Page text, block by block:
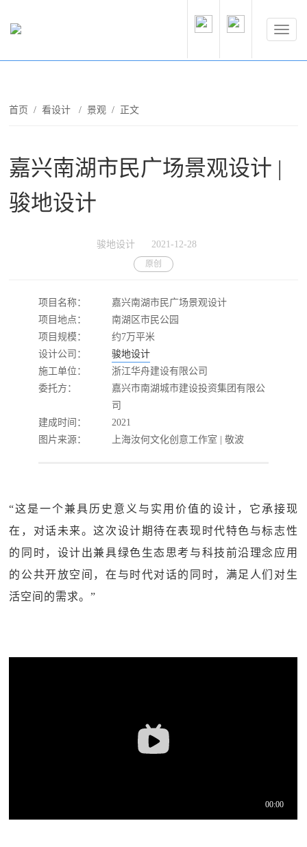
首页 /看设计 / 景观 / 正文
嘉兴南湖市民广场景观设计 |
骏地设计
骏地设计 2021-12-28
原创
项目名称：
嘉兴南湖市民广场景观设计
项目地点：
南湖区市民公园
项目规模：
约7万平米
设计公司：
骏地设计
施工单位：
浙江华舟建设有限公司
委托方：
嘉兴市南湖城市建设投资集团有限公
司
建成时间：
2021
图片来源：
上海汝何文化创意工作室 | 敬波
“这是一个兼具历史意义与实用价值的设计，它承接现
在，对话未来。这次设计期待在表现时代特色与标志性
的同时，设计出兼具绿色生态思考与科技前沿理念应用
的公共开放空间，在与时代对话的同时，满足人们对生
活空间的需求。”